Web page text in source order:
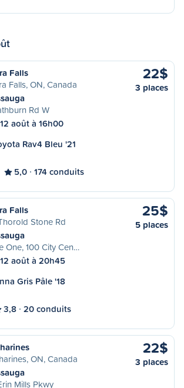
Falls
Falls, ON, Canada
Rd W
août à 16h00
22$
3 places
Rav4 Bleu '21
5,0 174 conduits
Falls
Stone Rd
One, 100 City Cen…
août à 20h45
25$
5 places
Gris Pâle '18
3,8 20 conduits
ON, Canada
Mills Pkwy
22$
3 places